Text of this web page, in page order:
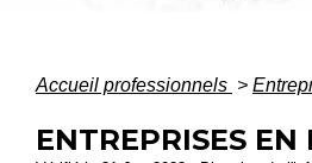
Accueil professionnels >
ENTREPRISES EN